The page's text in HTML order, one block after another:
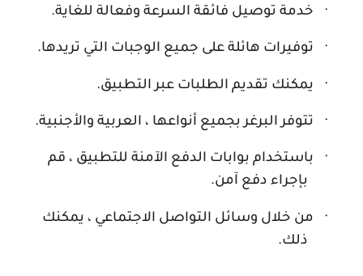
· خدمة توصيل فائقة السرعة وفعالة للغاية.
· توفيرات هائلة على جميع الوجبات التي تريدها.
· يمكنك تقديم الطلبات عبر التطبيق.
· تتوفر البرغر بجميع أنواعها ، العربية والأجنبية.
·
باستخدام بوابات الدفع الآمنة للتطبيق ، قم
بإجراء دفع آمن.
·
من خلال وسائل التواصل الاجتماعي ، يمكنك
ذلك.